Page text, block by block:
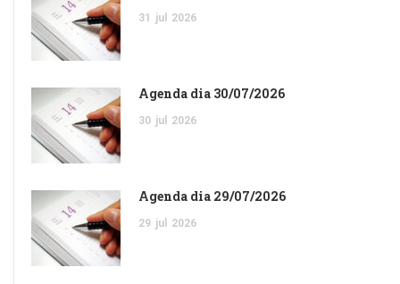
31 jul 2026
Agenda dia 30/07/2026
30 jul 2026
Agenda dia 29/07/2026
29 jul 2026